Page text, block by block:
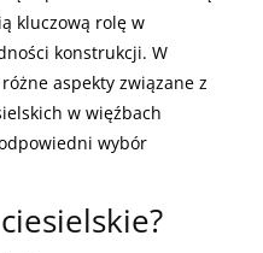
kluczową rolę w
konstrukcji. W
aspekty związane z
w więźbach
wybór